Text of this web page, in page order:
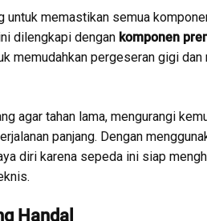
untuk memastikan semua
dilengkapi dengan komponen
memudahkan pergeseran gigi dan
agar tahan lama, mengurangi
panjang. Dengan
diri karena sepeda ini siap
Handal